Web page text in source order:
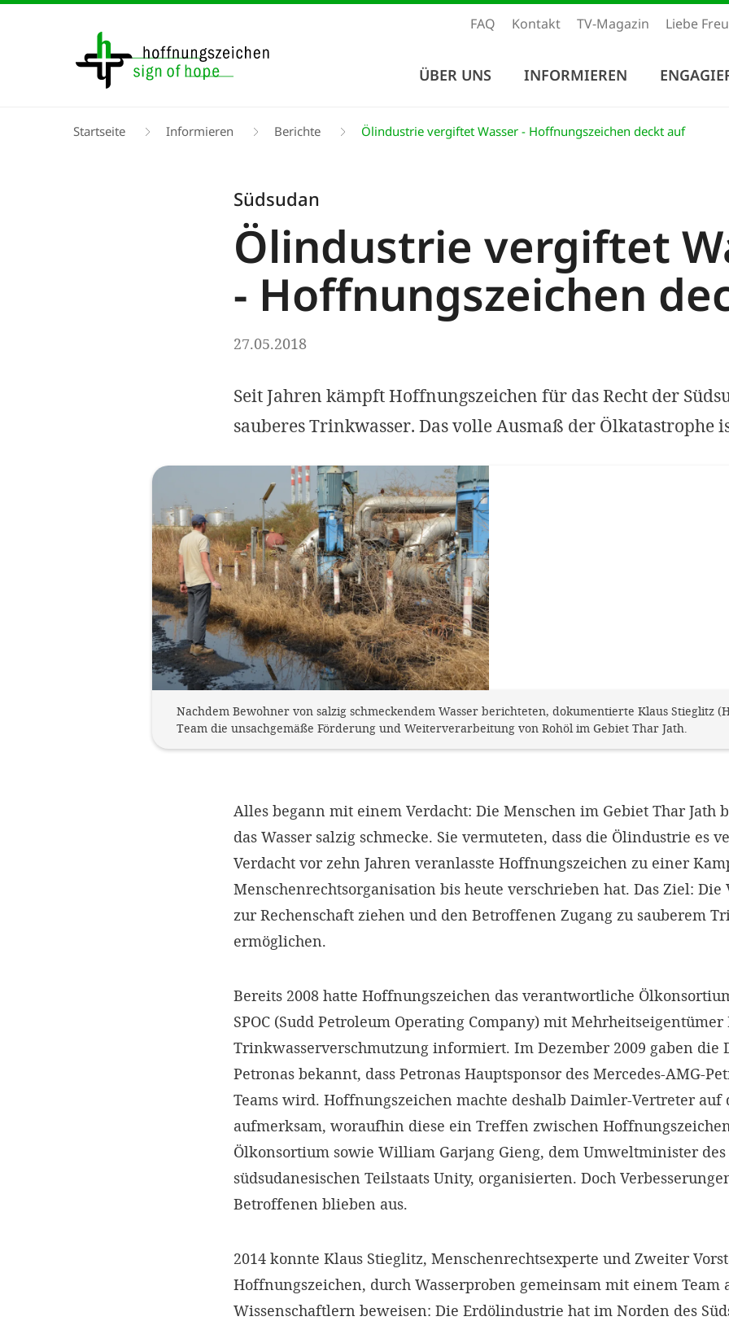
FAQ Kontakt TV-Magazin Liebe
ÜBER UNS INFORMIEREN
Pfadnavigation
Startseite Informieren Berichte Ölindustrie vergiftet Wasser - Hoffnungszeichen deckt auf
Südsudan
Ölindustrie vergiftet
- Hoffnungszeichen
27.05.2018
Seit Jahren kämpft Hoffnungszeichen für das Recht der
sauberes Trinkwasser. Das volle Ausmaß der Ölkatastrophe
Nachdem Bewohner von salzig schmeckendem Wasser berichteten, dokumentierte Klaus Stieglitz
Team die unsachgemäße Förderung und Weiterverarbeitung von Rohöl im Gebiet Thar Jath.
Alles begann mit einem Verdacht: Die Menschen im Gebiet Thar Jath
das Wasser salzig schmecke. Sie vermuteten, dass die Ölindustrie es
Verdacht vor zehn Jahren veranlasste Hoffnungszeichen zu einer
Menschenrechtsorganisation bis heute verschrieben hat. Das Ziel:
zur Rechenschaft ziehen und den Betroffenen Zugang zu sauberem
ermöglichen.
Bereits 2008 hatte Hoffnungszeichen das verantwortliche
SPOC (Sudd Petroleum Operating Company) mit
Trinkwasserverschmutzung informiert. Im Dezember 2009 gaben die
Petronas bekannt, dass Petronas Hauptsponsor des Mercedes-AMG-
Teams wird. Hoffnungszeichen machte deshalb Daimler-Vertreter auf
aufmerksam, woraufhin diese ein Treffen zwischen
Ölkonsortium sowie William Garjang Gieng, dem Umweltminister
südsudanesischen Teilstaats Unity, organisierten. Doch
Betroffenen blieben aus.
2014 konnte Klaus Stieglitz, Menschenrechtsexperte und Zweiter
Hoffnungszeichen, durch Wasserproben gemeinsam mit einem Team
Wissenschaftlern beweisen: Die Erdölindustrie hat im Norden des